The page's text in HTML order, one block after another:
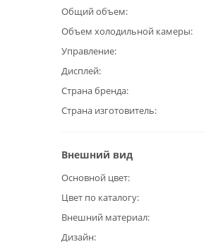
Общий объем
Объем холодильной камеры
Управление
Дисплей
Страна бренда
Страна изготовитель
Внешний вид
Основной цвет
Цвет по каталогу
Внешний материал
Дизайн